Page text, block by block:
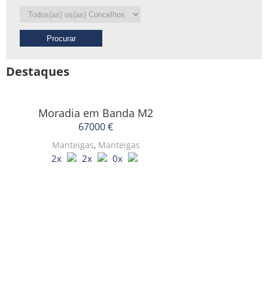
Destaques
Moradia em Banda M2
67000 €
Manteigas, Manteigas
2x 2x 0x